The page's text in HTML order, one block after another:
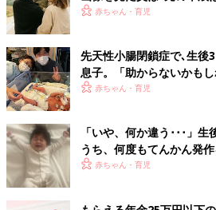
夫婦で泣き続けた日々【ク
赤ちゃん・育児
先天性小腸閉鎖症で､生後
息子。「助からないかも
とも･･･
赤ちゃん・育児
「いや、何か違う･･･」
うち、何度もてんかん発
ト症候群体験談】
赤ちゃん・育児